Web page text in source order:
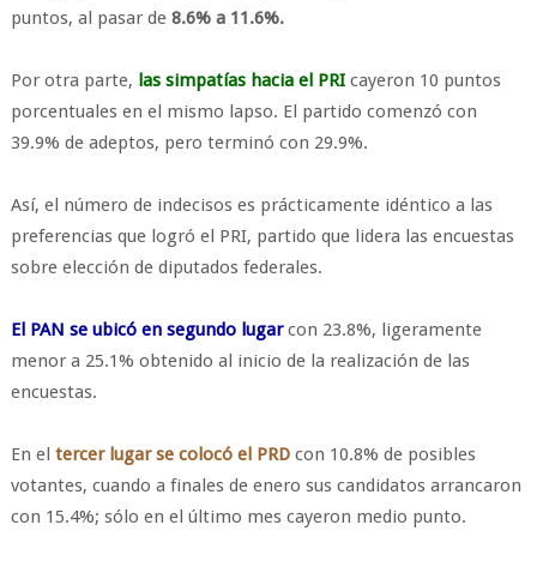
puntos, al pasar de 8.6% a 11.6%.
Por otra parte, las simpatías hacia el PRIcayeron 10 puntos
porcentuales en el mismo lapso. El partido comenzó con
39.9% de adeptos, pero terminó con 29.9%.
Así, el número de indecisos es prácticamente idéntico a las
preferencias que logró el PRI, partido que lidera las encuestas
sobre elección de diputados federales.
El PAN se ubicó en segundo lugarcon 23.8%, ligeramente
menor a 25.1% obtenido al inicio de la realización de las
encuestas.
En el tercer lugar se colocó el PRDcon 10.8% de posibles
votantes, cuando a finales de enero sus candidatos arrancaron
con 15.4%; sólo en el último mes cayeron medio punto.